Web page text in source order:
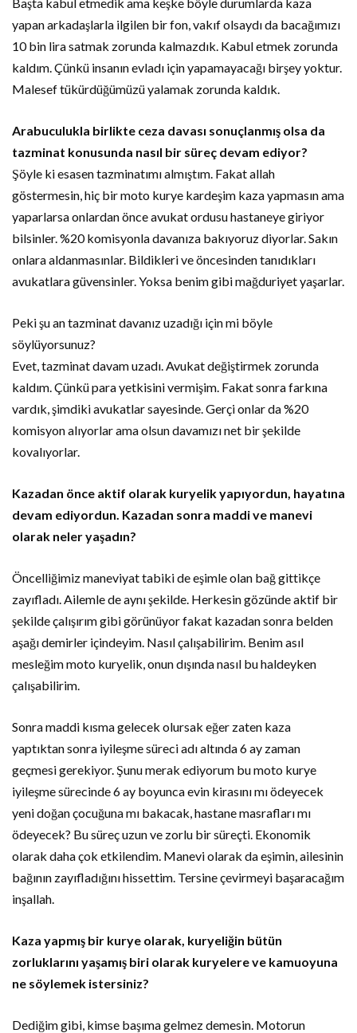
yapan arkadaşlarla ilgilen bir fon, vakıf olsaydı da bacağımızı
10 bin lira satmak zorunda kalmazdık. Kabul etmek zorunda
kaldım. Çünkü insanın evladı için yapamayacağı birşey yoktur.
Malesef tükürdüğümüzü yalamak zorunda kaldık.
Arabuculukla birlikte ceza davası sonuçlanmış olsa da
tazminat konusunda nasıl bir süreç devam ediyor?
Şöyle ki esasen tazminatımı almıştım. Fakat allah
göstermesin, hiç bir moto kurye kardeşim kaza yapmasın ama
yaparlarsa onlardan önce avukat ordusu hastaneye giriyor
bilsinler. %20 komisyonla davanıza bakıyoruz diyorlar. Sakın
onlara aldanmasınlar. Bildikleri ve öncesinden tanıdıkları
avukatlara güvensinler. Yoksa benim gibi mağduriyet yaşarlar.
Peki şu an tazminat davanız uzadığı için mi böyle
söylüyorsunuz?
Evet, tazminat davam uzadı. Avukat değiştirmek zorunda
kaldım. Çünkü para yetkisini vermişim. Fakat sonra farkına
vardık, şimdiki avukatlar sayesinde. Gerçi onlar da %20
komisyon alıyorlar ama olsun davamızı net bir şekilde
kovalıyorlar.
Kazadan önce aktif olarak kuryelik yapıyordun, hayatına
devam ediyordun. Kazadan sonra maddi ve manevi
olarak neler yaşadın?
Öncelliğimiz maneviyat tabiki de eşimle olan bağ gittikçe
zayıfladı. Ailemle de aynı şekilde. Herkesin gözünde aktif bir
şekilde çalışırım gibi görünüyor fakat kazadan sonra belden
aşağı demirler içindeyim. Nasıl çalışabilirim. Benim asıl
mesleğim moto kuryelik, onun dışında nasıl bu haldeyken
çalışabilirim.
Sonra maddi kısma gelecek olursak eğer zaten kaza
yaptıktan sonra iyileşme süreci adı altında 6 ay zaman
geçmesi gerekiyor. Şunu merak ediyorum bu moto kurye
iyileşme sürecinde 6 ay boyunca evin kirasını mı ödeyecek
yeni doğan çocuğuna mı bakacak, hastane masrafları mı
ödeyecek? Bu süreç uzun ve zorlu bir süreçti. Ekonomik
olarak daha çok etkilendim. Manevi olarak da eşimin, ailesinin
bağının zayıfladığını hissettim. Tersine çevirmeyi başaracağım
inşallah.
Kaza yapmış bir kurye olarak, kuryeliğin bütün
zorluklarını yaşamış biri olarak kuryelere ve kamuoyuna
ne söylemek istersiniz?
Dediğim gibi, kimse başıma gelmez demesin. Motorun